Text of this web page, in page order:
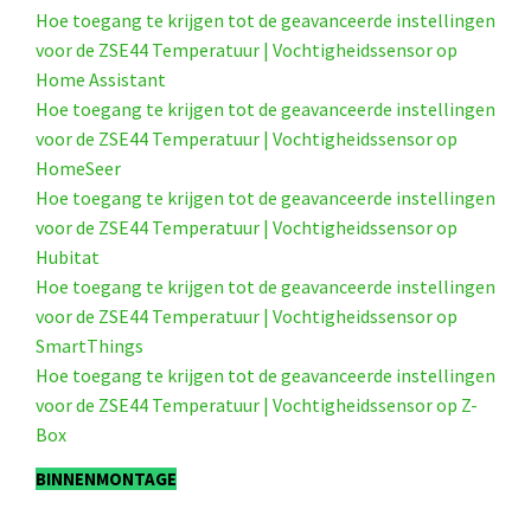
Hoe toegang te krijgen tot de geavanceerde instellingen
voor de ZSE44 Temperatuur | Vochtigheidssensor op
Home Assistant
Hoe toegang te krijgen tot de geavanceerde instellingen
voor de ZSE44 Temperatuur | Vochtigheidssensor op
HomeSeer
Hoe toegang te krijgen tot de geavanceerde instellingen
voor de ZSE44 Temperatuur | Vochtigheidssensor op
Hubitat
Hoe toegang te krijgen tot de geavanceerde instellingen
voor de ZSE44 Temperatuur | Vochtigheidssensor op
SmartThings
Hoe toegang te krijgen tot de geavanceerde instellingen
voor de ZSE44 Temperatuur | Vochtigheidssensor op Z-
Box
BINNENMONTAGE